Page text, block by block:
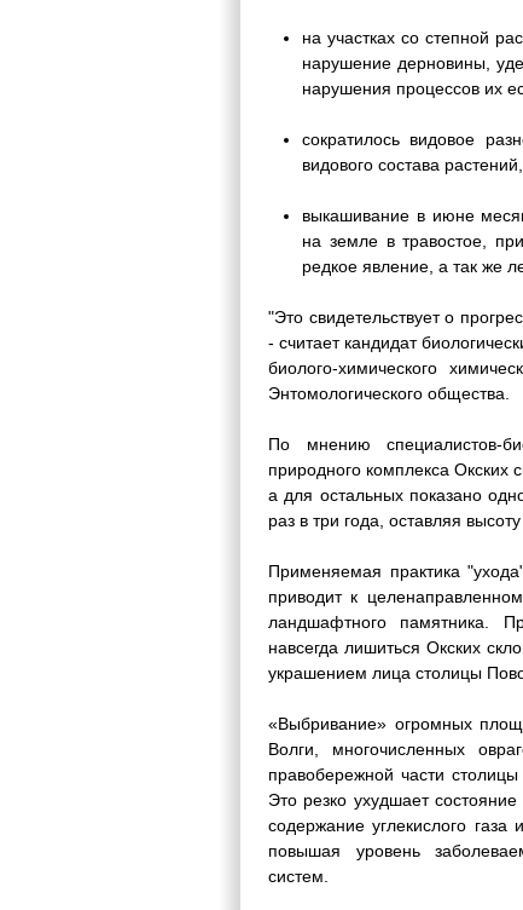
на участках со степной
нарушение дерновины,
нарушения процессов их
сократилось видовое
видового состава
выкашивание в июне
на земле в травостое,
редкое явление, а так же
"Это свидетельствует о
- считает кандидат
биолого-химического
Энтомологического общества.
По мнению специалистов-
природного комплекса Окских
а для остальных показано
раз в три года, оставляя
Применяемая практика
приводит к
ландшафтного памятника.
навсегда лишиться Окских
украшением лица столицы
«Выбривание» огромных
Волги, многочисленных
правобережной части
Это резко ухудшает
содержание углекислого
повышая уровень
систем.